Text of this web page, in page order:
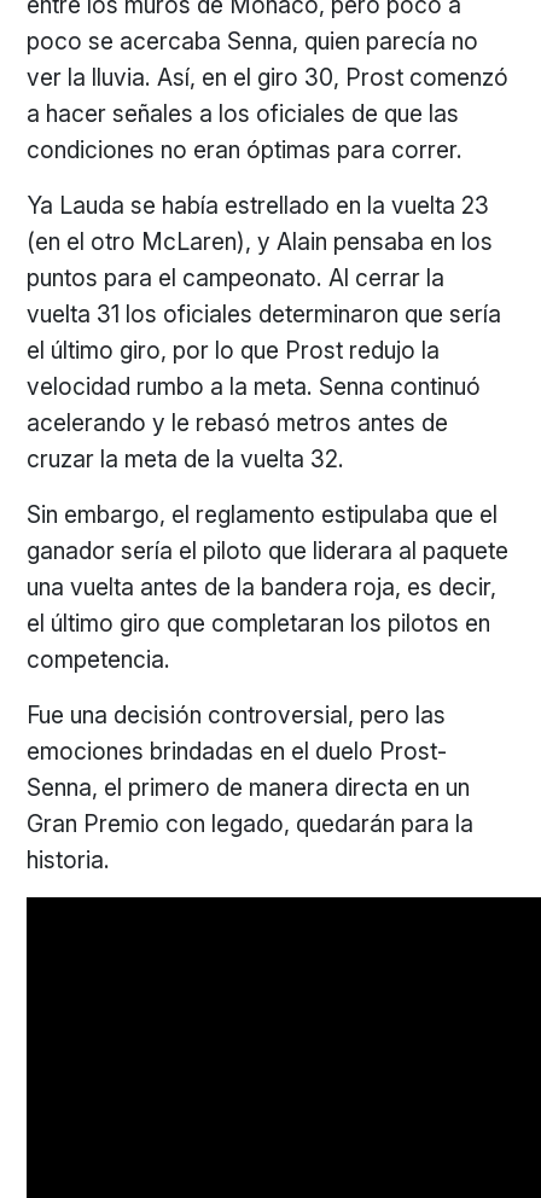
poco se acercaba Senna, quien parecía no
ver la lluvia. Así, en el giro 30, Prost comenzó
a hacer señales a los oficiales de que las
condiciones no eran óptimas para correr.
Ya Lauda se había estrellado en la vuelta 23
(en el otro McLaren), y Alain pensaba en los
puntos para el campeonato. Al cerrar la
vuelta 31 los oficiales determinaron que sería
el último giro, por lo que Prost redujo la
velocidad rumbo a la meta. Senna continuó
acelerando y le rebasó metros antes de
cruzar la meta de la vuelta 32.
Sin embargo, el reglamento estipulaba que el
ganador sería el piloto que liderara al paquete
una vuelta antes de la bandera roja, es decir,
el último giro que completaran los pilotos en
competencia.
Fue una decisión controversial, pero las
emociones brindadas en el duelo Prost-
Senna, el primero de manera directa en un
Gran Premio con legado, quedarán para la
historia.